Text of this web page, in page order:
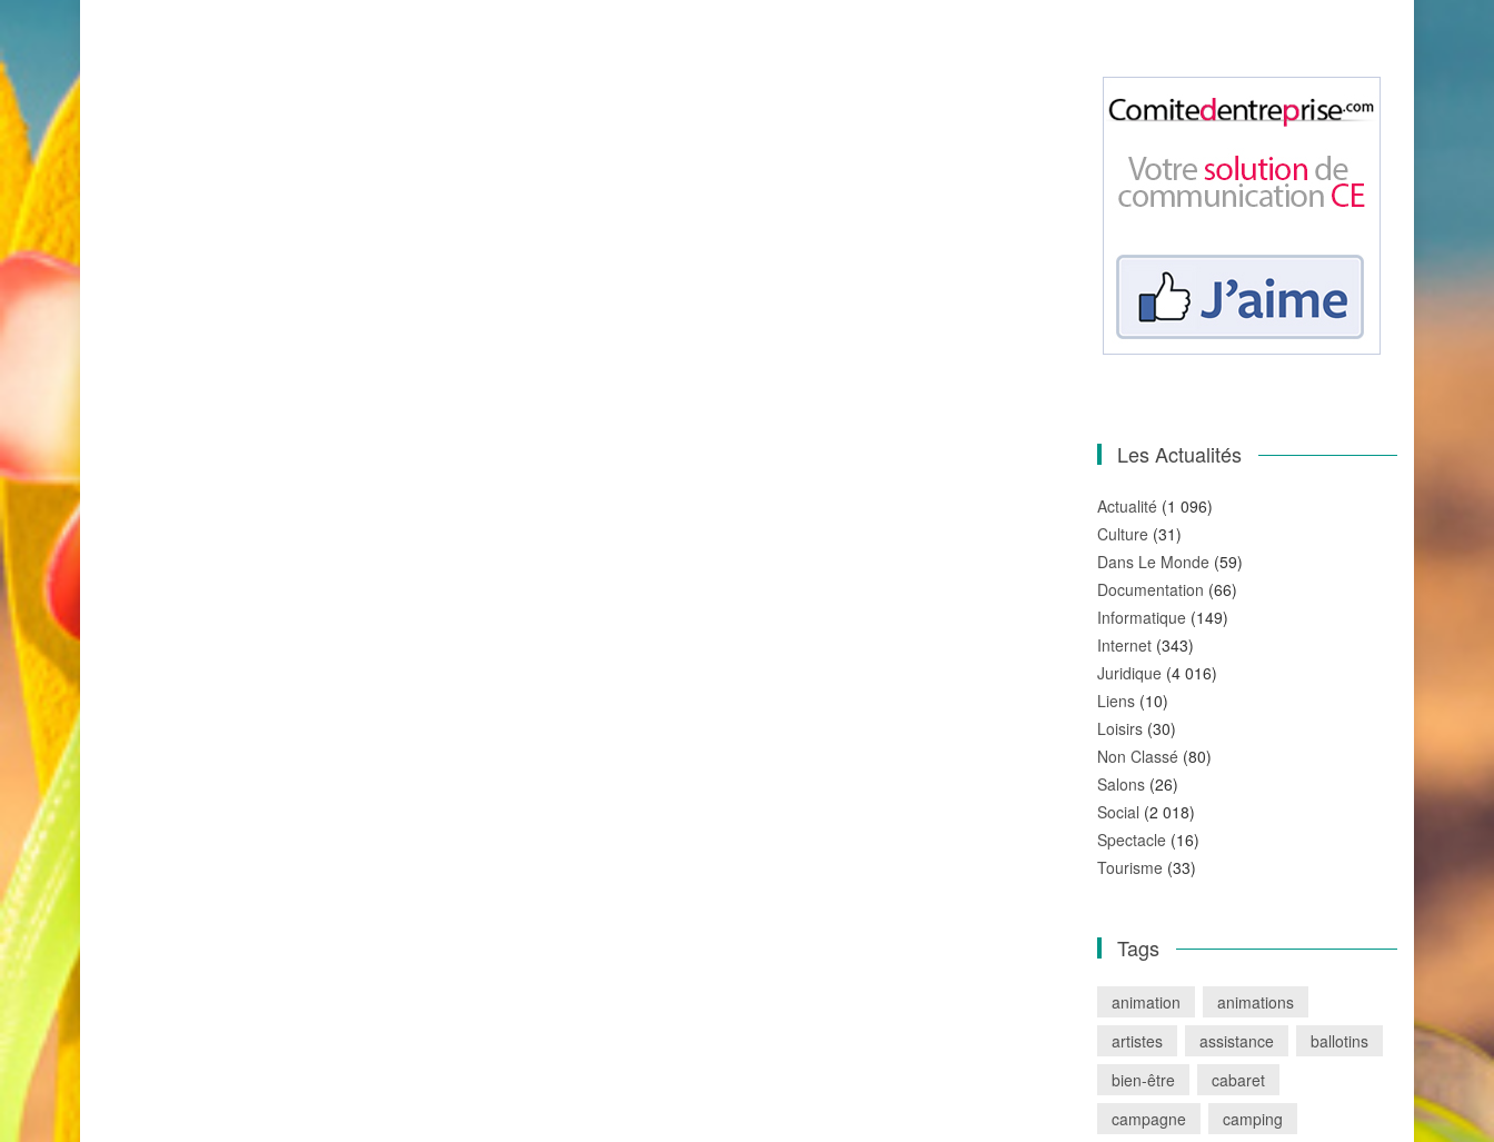
Les Actualités
Actualité (1 096)
Culture (31)
Dans Le Monde (59)
Documentation (66)
Informatique (149)
Internet (343)
Juridique (4 016)
Liens (10)
Loisirs (30)
Non Classé (80)
Salons (26)
Social (2 018)
Spectacle (16)
Tourisme (33)
Tags
animation
animations
artistes
assistance
ballotins
bien-être
cabaret
campagne
camping